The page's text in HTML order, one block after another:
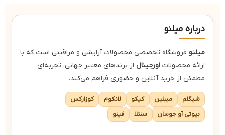
درباره میلنو
میلنو فروشگاه تخصصی محصولات آرایشی و مراقبتی است که با
ارائه محصولات اورجینال از برندهای معتبر جهانی، تجربه‌ای
مطمئن از خرید آنلاین و حضوری فراهم می‌کند.
شیگلم میبلین کیکو لانکوم
کوزارکس
بیوتی آو جوسان
سنتلا فینو